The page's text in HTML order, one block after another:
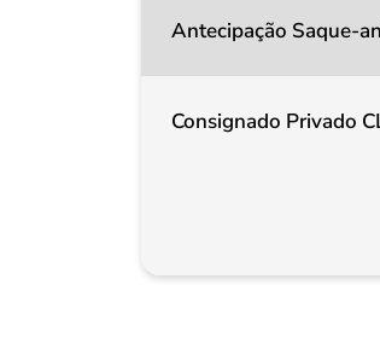
Antecipação Saque-
Consignado Privado